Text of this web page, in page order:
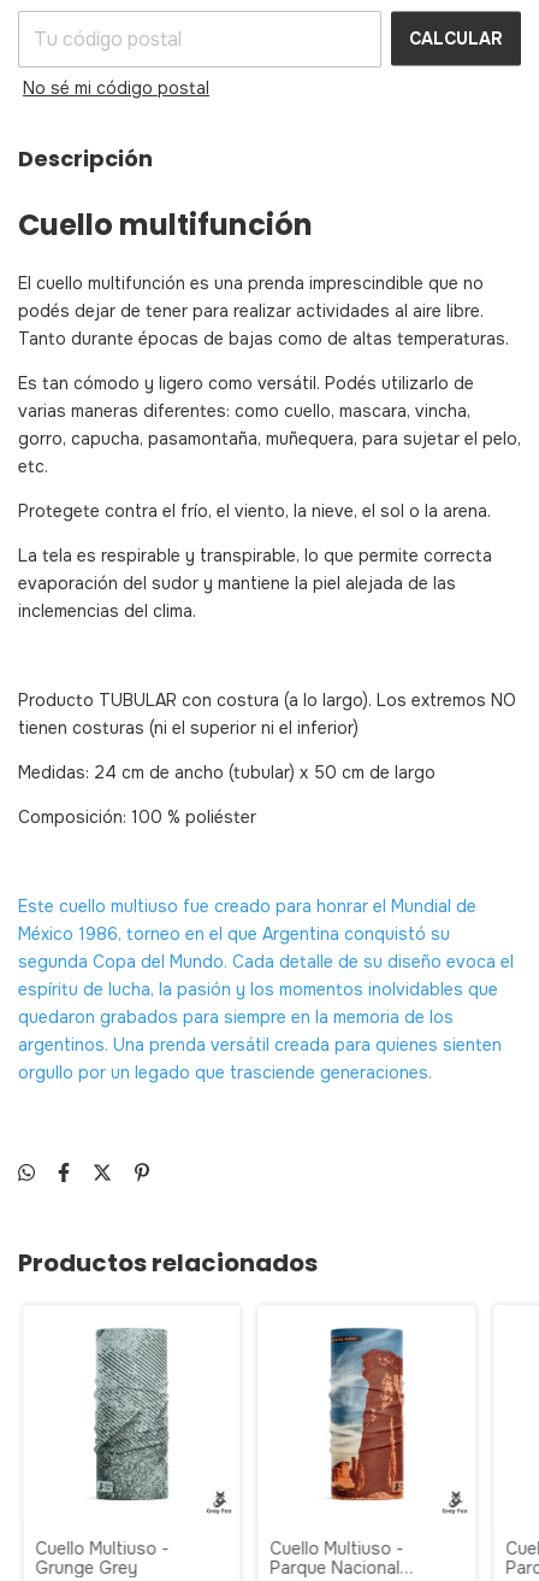
CALCULAR
No sé mi código postal
Descripción
Cuello multifunción
El cuello multifunción es una prenda imprescindible que no
podés dejar de tener para realizar actividades al aire libre.
Tanto durante épocas de bajas como de altas temperaturas.
Es tan cómodo y ligero como versátil. Podés utilizarlo de
varias maneras diferentes: como cuello, mascara, vincha,
gorro, capucha, pasamontaña, muñequera, para sujetar el pelo,
etc.
Protegete contra el frío, el viento, la nieve, el sol o la arena.
La tela es respirable y transpirable, lo que permite correcta
evaporación del sudor y mantiene la piel alejada de las
inclemencias del clima.
Producto TUBULAR con costura (a lo largo). Los extremos NO
tienen costuras (ni el superior ni el inferior)
Medidas: 24 cm de ancho (tubular) x 50 cm de largo
Composición: 100 % poliéster
Este cuello multiuso fue creado para honrar el Mundial de
México 1986, torneo en el que Argentina conquistó su
segunda Copa del Mundo. Cada detalle de su diseño evoca el
espíritu de lucha, la pasión y los momentos inolvidables que
quedaron grabados para siempre en la memoria de los
argentinos. Una prenda versátil creada para quienes sienten
orgullo por un legado que trasciende generaciones.
Productos relacionados
Cuello Multiuso -
Grunge Grey
Cuello Multiuso -
Parque Nacional